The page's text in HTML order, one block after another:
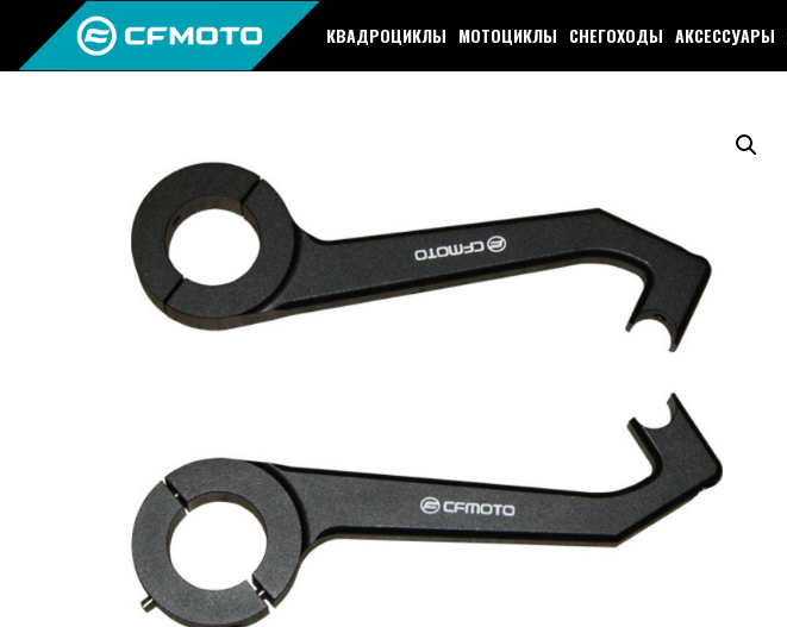
КВАДРОЦИКЛЫ МОТОЦИКЛЫ СНЕГОХОДЫ АКСЕССУАРЫ